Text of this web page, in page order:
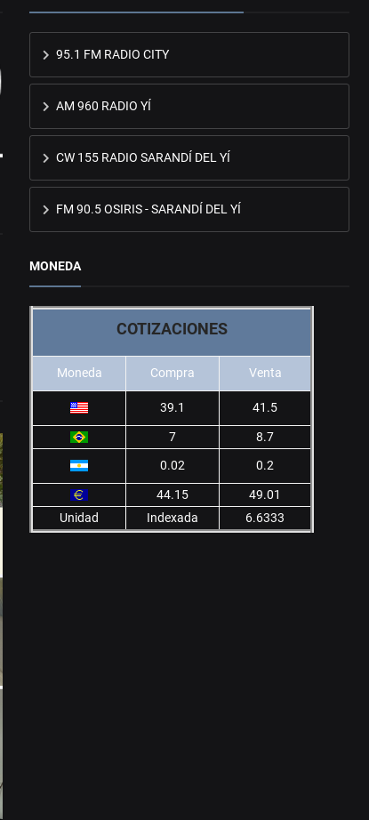
95.1 FM RADIO CITY
AM 960 RADIO YÍ
CW 155 RADIO SARANDÍ DEL YÍ
FM 90.5 OSIRIS - SARANDÍ DEL YÍ
MONEDA
COTIZACIONES
Moneda Compra Venta
39.1 41.5
7
8.7
0.02
0.2
44.15
49.01
Unidad
Indexada 6.6333